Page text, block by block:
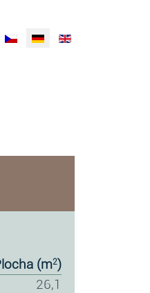
Sprache auswählen
plocha (m2)
26,1